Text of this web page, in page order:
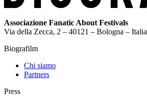
Associazione Fanatic About Festivals
Via della Zecca, 2 – 40121 – Bologna – Italia
Biografilm
Chi siamo
Partners
Press